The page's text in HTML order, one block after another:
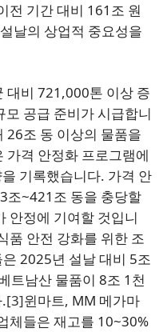
전 기간 대비 161조 원
날의 상업적 중요성을
대비 721,000톤 이상 증
공급 준비가 시급합니
26조 동 이상의 물품을
가격 안정화 프로그램에
기록했습니다. 가격 안
조~421조 동을 충당할
안정에 기여할 것입니
품 안전 강화를 위한 조
2025년 설날 대비 5조
트남산 물품이 8조 1천
[3]윈마트, MM 메가마
체들은 재고를 10~30%